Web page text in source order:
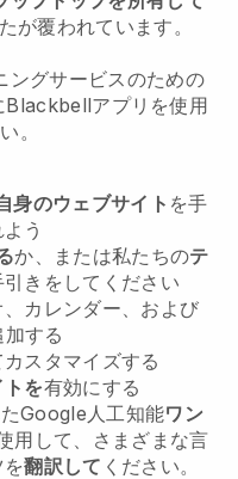
が覆われています。
ングサービスのための
Blackbellアプリを使用
。
身のウェブサイト を手
う
か、または私たちのテ
引きをしてください
カレンダー、および
する
スタマイズする
を有効にする
Google人工知能ワン
用して、さまざまな言
を翻訳して ください。